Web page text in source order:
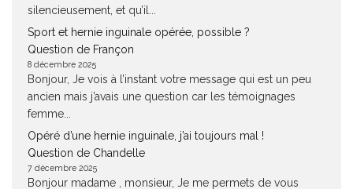
silencieusement, et qu’il...
Sport et hernie inguinale opérée, possible ?
Question de Françon
8 décembre 2025
Bonjour, Je vois à l’instant votre message qui est un peu
ancien mais j’avais une question car les témoignages
femme...
Opéré d’une hernie inguinale, j’ai toujours mal !
Question de Chandelle
7 décembre 2025
Bonjour madame , monsieur, Je me permets de vous